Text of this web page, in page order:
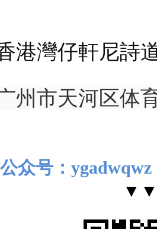
港灣仔軒尼詩
州市天河区体
众号：